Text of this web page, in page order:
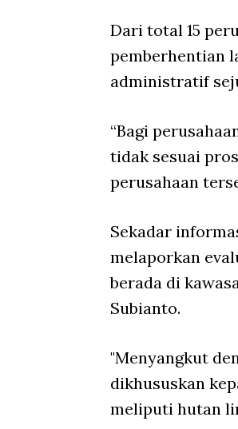
Dari total 15
pemberhentian
administratif
“Bagi
tidak sesuai
perusahaan
Sekadar
melaporkan
berada di
Subianto.
"Menyangkut
dikhususkan
meliputi hutan